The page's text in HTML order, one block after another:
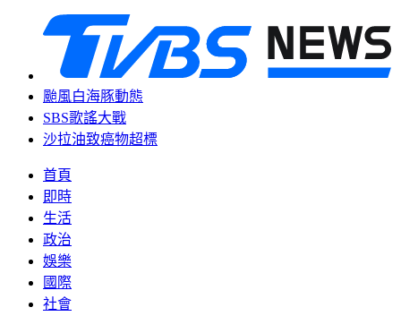
颱風白海豚動態
SBS歌謠大戰
沙拉油致癌物超標
首頁
即時
生活
政治
娛樂
國際
社會